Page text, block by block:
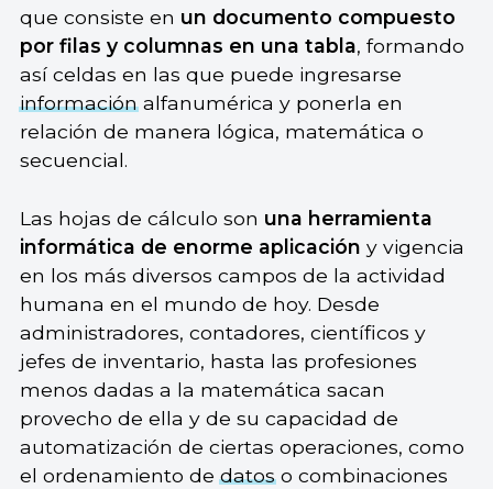
que consiste en un documento compuesto
por filas y columnas en una tabla, formando
así celdas en las que puede ingresarse
informaciónalfanumérica y ponerla en
relación de manera lógica, matemática o
secuencial.
Las hojas de cálculo son una herramienta
informática de enorme aplicación y vigencia
en los más diversos campos de la actividad
humana en el mundo de hoy. Desde
administradores, contadores, científicos y
jefes de inventario, hasta las profesiones
menos dadas a la matemática sacan
provecho de ella y de su capacidad de
automatización de ciertas operaciones, como
el ordenamiento dedatoso combinaciones